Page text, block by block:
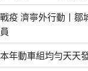
戰疫 濟寧外行動丨鄒
員
本年動車組均勻天天